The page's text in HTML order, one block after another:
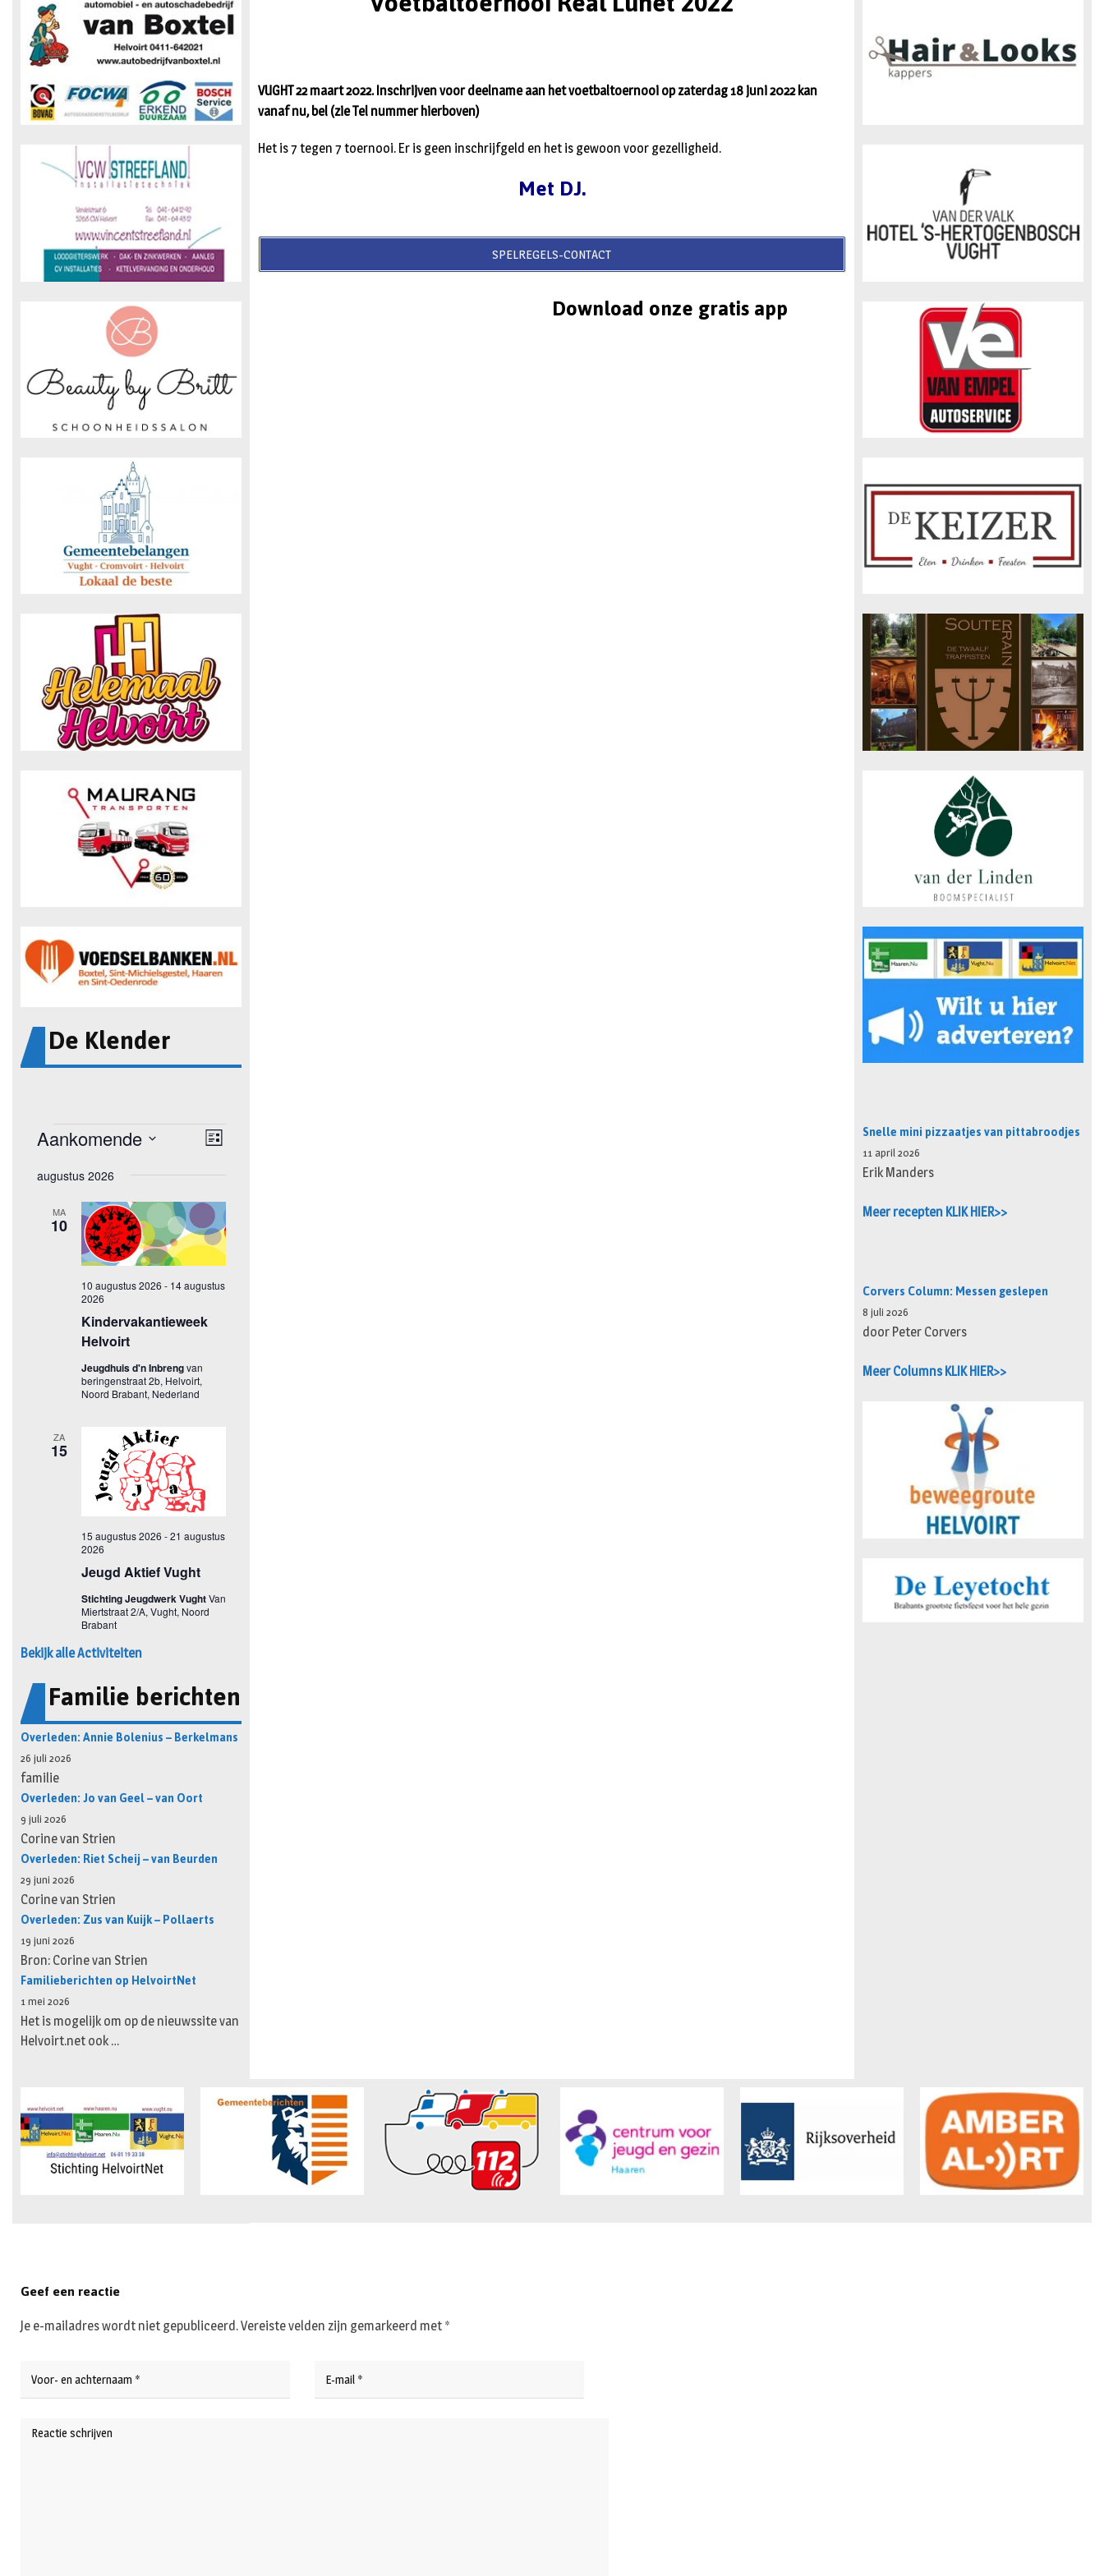
De Klender
Bekijk alle Activiteiten
Familie berichten
Overleden: Annie Bolenius – Berkelmans
26 juli 2026
familie
Overleden: Jo van Geel – van Oort
9 juli 2026
Corine van Strien
Overleden: Riet Scheij – van Beurden
29 juni 2026
Corine van Strien
Overleden: Zus van Kuijk – Pollaerts
19 juni 2026
Bron: Corine van Strien
Familieberichten op HelvoirtNet
1 mei 2026
Het is mogelijk om op de nieuwssite van
Helvoirt.net ook …
VUGHT 22 maart 2022. Inschrijven voor deelname aan het voetbaltoernooi op zaterdag 18 juni 2022 kan
vanaf nu, bel (zie Tel nummer hierboven)
Het is 7 tegen 7 toernooi. Er is geen inschrijfgeld en het is gewoon voor gezelligheid.
Met DJ.
SPELREGELS-CONTACT
Download onze gratis app
Snelle mini pizzaatjes van pittabroodjes
11 april 2026
Erik Manders
Meer recepten KLIK HIER>>
Corvers Column: Messen geslepen
8 juli 2026
door Peter Corvers
Meer Columns KLIK HIER>>
Geef een reactie
Je e-mailadres wordt niet gepubliceerd.Vereiste velden zijn gemarkeerd met *